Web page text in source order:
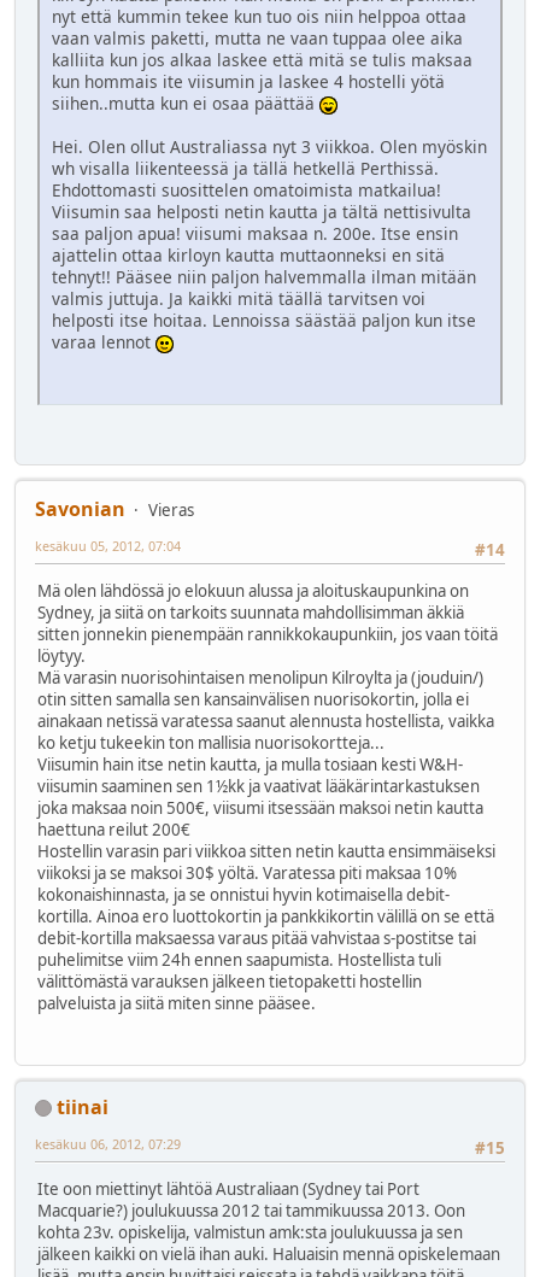
nyt että kummin tekee kun tuo ois niin helppoa ottaa
vaan valmis paketti, mutta ne vaan tuppaa olee aika
kalliita kun jos alkaa laskee että mitä se tulis maksaa
kun hommais ite viisumin ja laskee 4 hostelli yötä
siihen..mutta kun ei osaa päättää
Hei. Olen ollut Australiassa nyt 3 viikkoa. Olen myöskin
wh visalla liikenteessä ja tällä hetkellä Perthissä.
Ehdottomasti suosittelen omatoimista matkailua!
Viisumin saa helposti netin kautta ja tältä nettisivulta
saa paljon apua! viisumi maksaa n. 200e. Itse ensin
ajattelin ottaa kirloyn kautta muttaonneksi en sitä
tehnyt!! Pääsee niin paljon halvemmalla ilman mitään
valmis juttuja. Ja kaikki mitä täällä tarvitsen voi
helposti itse hoitaa. Lennoissa säästää paljon kun itse
varaa lennot
Savonian
Vieras
#14
kesäkuu 05, 2012, 07:04
Mä olen lähdössä jo elokuun alussa ja aloituskaupunkina on
Sydney, ja siitä on tarkoits suunnata mahdollisimman äkkiä
sitten jonnekin pienempään rannikkokaupunkiin, jos vaan töitä
löytyy.
Mä varasin nuorisohintaisen menolipun Kilroylta ja (jouduin/)
otin sitten samalla sen kansainvälisen nuorisokortin, jolla ei
ainakaan netissä varatessa saanut alennusta hostellista, vaikka
ko ketju tukeekin ton mallisia nuorisokortteja...
Viisumin hain itse netin kautta, ja mulla tosiaan kesti W&H-
viisumin saaminen sen 1½kk ja vaativat lääkärintarkastuksen
joka maksaa noin 500€, viisumi itsessään maksoi netin kautta
haettuna reilut 200€
Hostellin varasin pari viikkoa sitten netin kautta ensimmäiseksi
viikoksi ja se maksoi 30$ yöltä. Varatessa piti maksaa 10%
kokonaishinnasta, ja se onnistui hyvin kotimaisella debit-
kortilla. Ainoa ero luottokortin ja pankkikortin välillä on se että
debit-kortilla maksaessa varaus pitää vahvistaa s-postitse tai
puhelimitse viim 24h ennen saapumista. Hostellista tuli
välittömästä varauksen jälkeen tietopaketti hostellin
palveluista ja siitä miten sinne pääsee.
tiinai
#15
kesäkuu 06, 2012, 07:29
Ite oon miettinyt lähtöä Australiaan (Sydney tai Port
Macquarie?) joulukuussa 2012 tai tammikuussa 2013. Oon
kohta 23v. opiskelija, valmistun amk:sta joulukuussa ja sen
jälkeen kaikki on vielä ihan auki. Haluaisin mennä opiskelemaan